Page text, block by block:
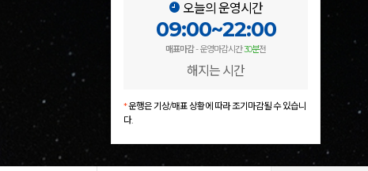
오늘의 운영시간
09:00~22:00
매표마감- 운영마감시간30분전
해지는 시간
*운행은 기상/매표 상황에 따라 조기마감될 수 있습니
다.